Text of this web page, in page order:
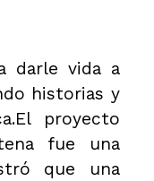
darle vida a
historias y
proyecto
fue una
que una